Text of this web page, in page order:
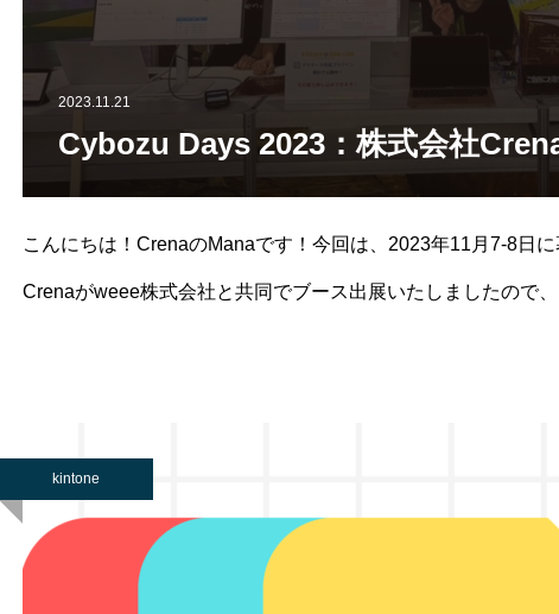
2023.11.21
Cybozu Days 2023：株式会社
こんにちは！CrenaのManaです！今回は、2023年11月7-8日
Crenaがweee株式会社と共同でブース出展いたしましたので
kintone